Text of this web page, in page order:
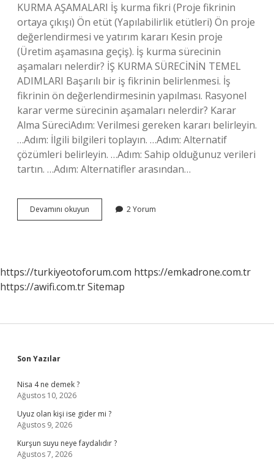
KURMA AŞAMALARI İş kurma fikri (Proje fikrinin
ortaya çıkışı) Ön etüt (Yapılabilirlik etütleri) Ön proje
değerlendirmesi ve yatırım kararı Kesin proje
(Üretim aşamasına geçiş). İş kurma sürecinin
aşamaları nelerdir? İŞ KURMA SÜRECİNİN TEMEL
ADIMLARI Başarılı bir iş fikrinin belirlenmesi. İş
fikrinin ön değerlendirmesinin yapılması. Rasyonel
karar verme sürecinin aşamaları nelerdir? Karar
Alma SüreciAdım: Verilmesi gereken kararı belirleyin.
…Adım: İlgili bilgileri toplayın. …Adım: Alternatif
çözümleri belirleyin. …Adım: Sahip olduğunuz verileri
tartın. …Adım: Alternatifler arasından…
Devamını okuyun
Karar
2 Yorum
https://turkiyeotoforum.com https://emkadrone.com.tr
https://awifi.com.trSitemap
Sidebar
Son Yazılar
Nisa 4 ne demek ?
Ağustos 10, 2026
Uyuz olan kişi ise gider mi ?
Ağustos 9, 2026
Kurşun suyu neye faydalıdır ?
Ağustos 7, 2026